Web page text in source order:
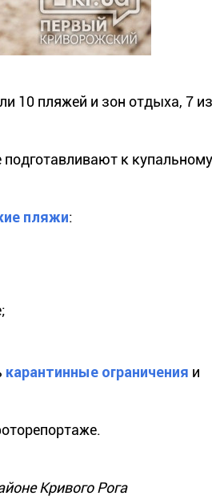
10 пляжей и зон отдыха, 7
к
пляжи:
карантинные ограничения и
Кривого Рога